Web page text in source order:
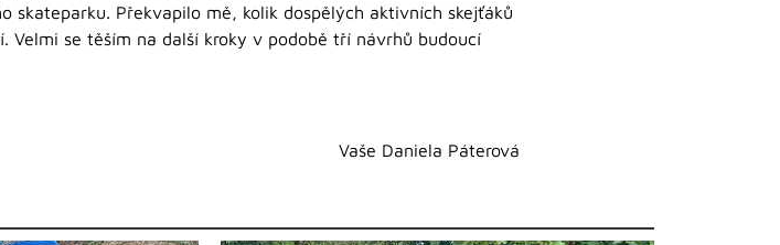
skateparku. Překvapilo mě, kolik dospělých aktivních skejťáků
se těším na další kroky v podobě tří návrhů budoucí
Vaše Daniela Páterová